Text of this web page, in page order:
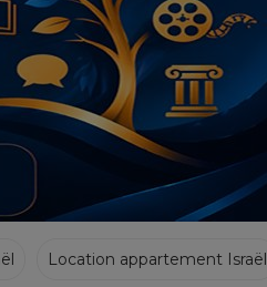
Location appartement Israël